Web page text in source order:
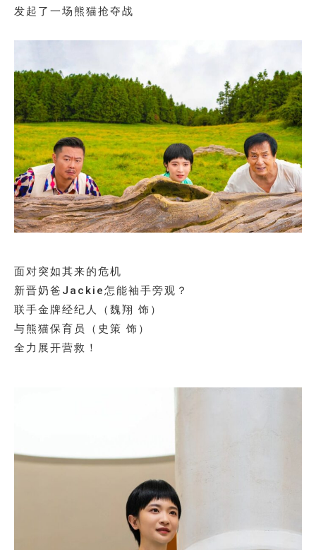
发起了一场熊猫抢夺战
面对突如其来的危机
新晋奶爸Jackie怎能袖手旁观？
联手金牌经纪人（魏翔 饰）
与熊猫保育员（史策 饰）
全力展开营救！